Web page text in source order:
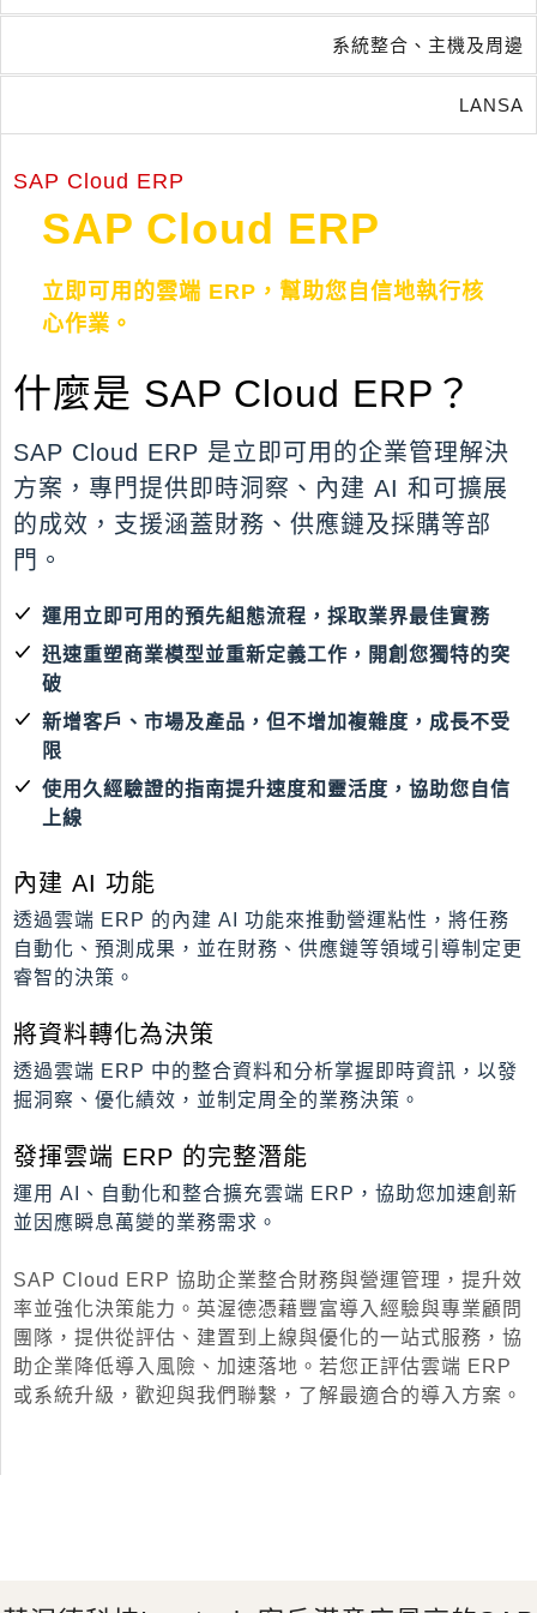
系統整合、主機及周邊
LANSA
SAP Cloud ERP
SAP Cloud ERP
立即可用的雲端 ERP，幫助您自信地執行核
心作業。
什麼是 SAP Cloud ERP？
SAP Cloud ERP 是立即可用的企業管理解決
方案，專門提供即時洞察、內建 AI 和可擴展
的成效，支援涵蓋財務、供應鏈及採購等部
門。
運用立即可用的預先組態流程， 採取業界最佳實務
迅速重塑商業模型並重新定義工作， 開創您獨特的突
破
新增客戶、市場及產品，但不增加複雜度， 成長不受
限
使用久經驗證的指南提升速度和靈活度， 協助您自信
上線
內建 AI 功能
透過雲端 ERP 的內建 AI 功能來推動營運粘性，將任務
自動化、預測成果，並在財務、供應鏈等領域引導制定更
睿智的決策。
將資料轉化為決策
透過雲端 ERP 中的整合資料和分析掌握即時資訊，以發
掘洞察、優化績效，並制定周全的業務決策。
發揮雲端 ERP 的完整潛能
運用 AI、自動化和整合擴充雲端 ERP，協助您加速創新
並因應瞬息萬變的業務需求。
SAP Cloud ERP 協助企業整合財務與營運管理，提升效
率並強化決策能力。英渥德憑藉豐富導入經驗與專業顧問
團隊，提供從評估、建置到上線與優化的一站式服務，協
助企業降低導入風險、加速落地。若您正評估雲端 ERP
或系統升級，歡迎與我們聯繫，了解最適合的導入方案。